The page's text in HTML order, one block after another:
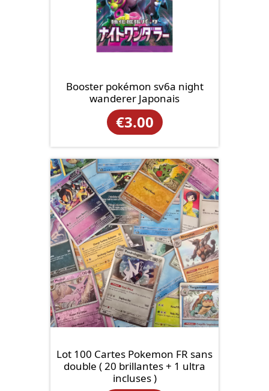
Booster pokémon sv6a night
wanderer Japonais
€3.00
Lot 100 Cartes Pokemon FR sans
double ( 20 brillantes + 1 ultra
incluses )